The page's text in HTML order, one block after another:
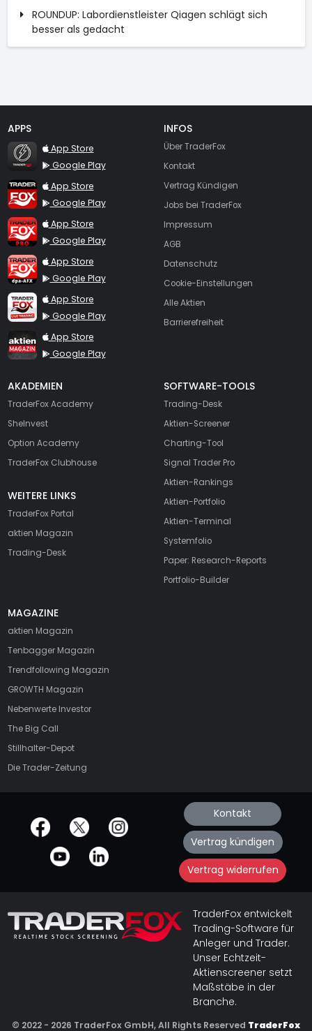
ROUNDUP: Labordienstleister Qiagen schlägt sich
besser als gedacht
APPS
TraderFox Flash
App Store
Google Play
TraderFox App
App Store
Google Play
TraderFox Pro
App Store
Google Play
TraderFox dpa-AFX ProFeed
App Store
Google Play
TraderFox Live Trading
App Store
Google Play
TraderFox aktien Magazin
App Store
Google Play
INFOS
Über TraderFox
Kontakt
Vertrag Kündigen
Jobs bei TraderFox
Impressum
AGB
Datenschutz
Cookie-Einstellungen
Alle Aktien
Barrierefreiheit
AKADEMIEN
TraderFox Academy
SheInvest
Option Academy
TraderFox Clubhouse
WEITERE LINKS
TraderFox Portal
aktien Magazin
Trading-Desk
SOFTWARE-TOOLS
Trading-Desk
Aktien-Screener
Charting-Tool
Signal Trader Pro
Aktien-Rankings
Aktien-Portfolio
Aktien-Terminal
Systemfolio
Paper: Research-Reports
Portfolio-Builder
MAGAZINE
aktien Magazin
Tenbagger Magazin
Trendfollowing Magazin
GROWTH Magazin
Nebenwerte Investor
The Big Call
Stillhalter-Depot
Die Trader-Zeitung
offizielle Social Media-Accounts Kontakt
Vertrag kündigen
Vertrag widerrufen
TraderFox entwickelt
Trading-Software für
Anleger und Trader.
Unser Echtzeit-
Aktienscreener setzt
Maßstäbe in der
Branche.
© 2022 - 2026 TraderFox GmbH, All Rights Reserved TraderFox